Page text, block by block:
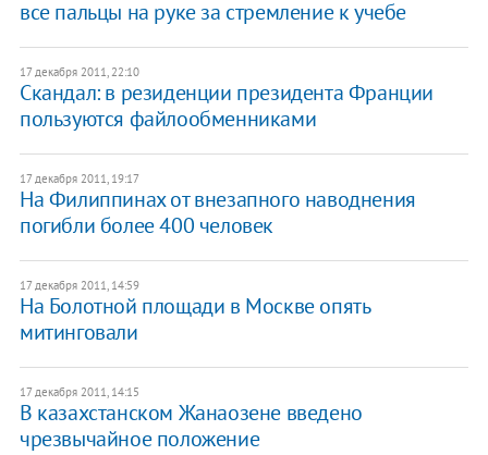
все пальцы на руке за стремление к учебе
17 декабря 2011, 22:10
Скандал: в резиденции президента Франции
пользуются файлообменниками
17 декабря 2011, 19:17
На Филиппинах от внезапного наводнения
погибли более 400 человек
17 декабря 2011, 14:59
На Болотной площади в Москве опять
митинговали
17 декабря 2011, 14:15
В казахстанском Жанаозене введено
чрезвычайное положение